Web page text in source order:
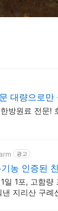
대량으로만
방원료 전문!
광고
농 인증된
일 1포, 고함량
지리산 구례